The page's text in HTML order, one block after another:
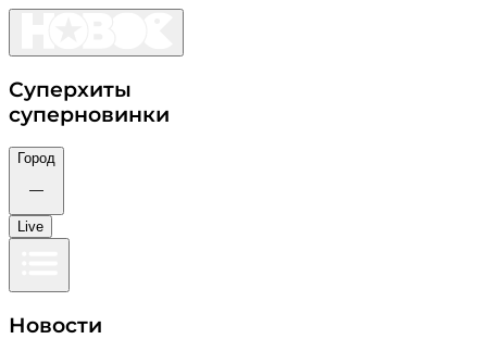
Суперхиты
суперновинки
Город
—
Live
Новости